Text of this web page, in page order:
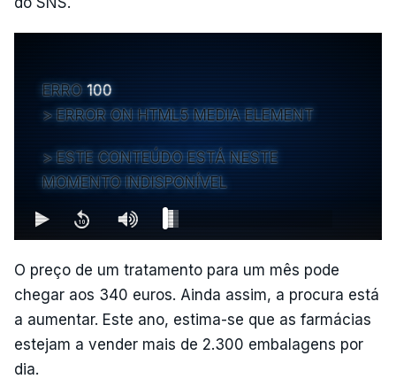
ERRO 100
ERROR ON HTML5 MEDIA ELEMENT
ESTE CONTEÚDO ESTÁ NESTE
MOMENTO INDISPONÍVEL
O preço de um tratamento para um mês pode
chegar aos 340 euros. Ainda assim, a procura está
a aumentar. Este ano, estima-se que as farmácias
estejam a vender mais de 2.300 embalagens por
dia.